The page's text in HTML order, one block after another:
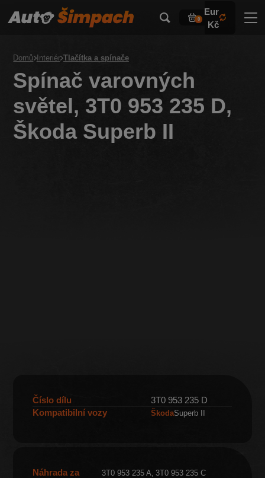
0
Eur
Kč
Domů Interiér Tlačítka a spínače
Spínač varovných
světel, 3T0 953 235 D,
Škoda Superb II
Číslo dílu
3T0 953 235 D
Kompatibilní vozy
ŠkodaSuperb II
Náhrada za 3T0 953 235 A 3T0 953 235 C